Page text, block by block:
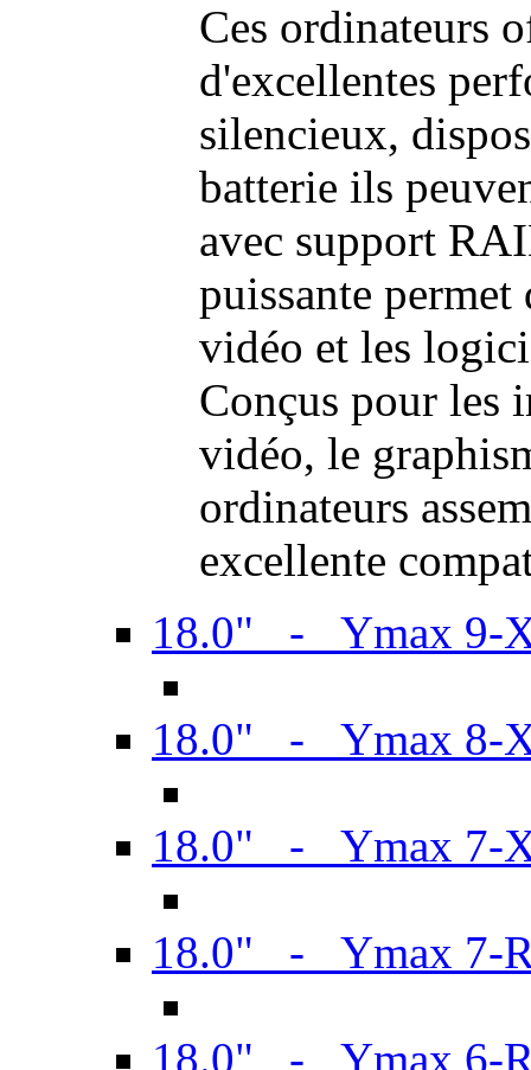
Ces ordinateurs
d'excellentes
silencieux,
batterie ils
avec support
puissante permet
vidéo et les
Conçus pour les
vidéo, le
ordinateurs
excellente
18.0" - Ymax 9-
18.0" - Ymax 8-
18.0" - Ymax 7-
18.0" - Ymax 7-
18.0" - Ymax 6-